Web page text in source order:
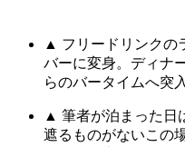
▲ フリードリンクの
バーに変身。ディナ
らのバータイムへ突
▲ 筆者が泊まった日
遮るものがないこの